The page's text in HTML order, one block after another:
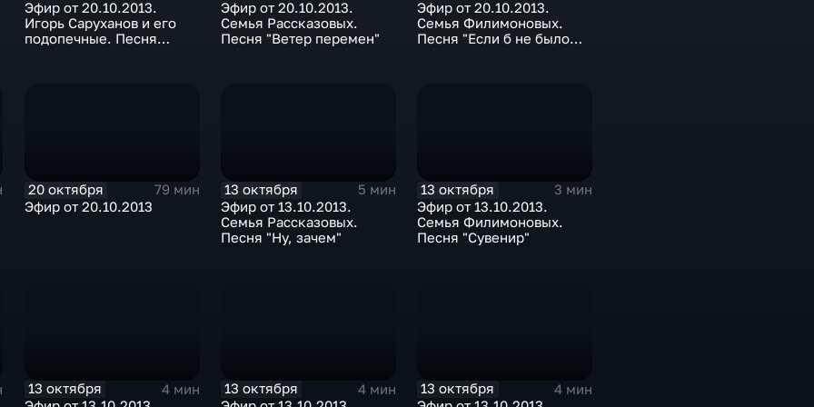
Эфир от 20.10.2013.
Игорь Саруханов и его
подопечные. Песня
Эфир от 20.10.2013.
Семья Рассказовых.
Песня "Ветер перемен"
Эфир от 20.10.2013.
Семья Филимоновых.
Песня "Если б не было
20 октября
79 мин
Эфир от 20.10.2013
13 октября
5 мин
Эфир от 13.10.2013.
Семья Рассказовых.
Песня "Ну, зачем"
13 октября
3 мин
Эфир от 13.10.2013.
Семья Филимоновых.
Песня "Сувенир"
13 октября
4 мин
13 октября
4 мин
13 октября
4 мин